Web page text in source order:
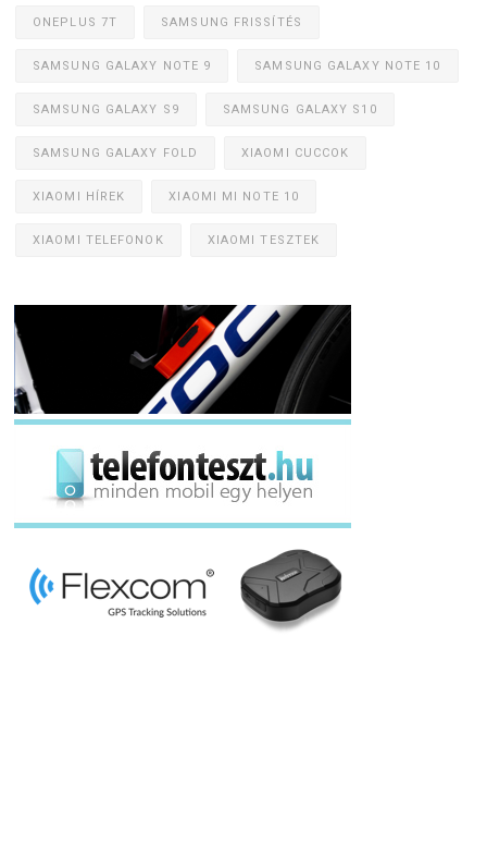
ONEPLUS 7T SAMSUNG FRISSÍTÉS
SAMSUNG GALAXY NOTE 9 SAMSUNG GALAXY NOTE 10
SAMSUNG GALAXY S9 SAMSUNG GALAXY S10
SAMSUNG GALAXY FOLD XIAOMI CUCCOK
XIAOMI HÍREK XIAOMI MI NOTE 10
XIAOMI TELEFONOK XIAOMI TESZTEK